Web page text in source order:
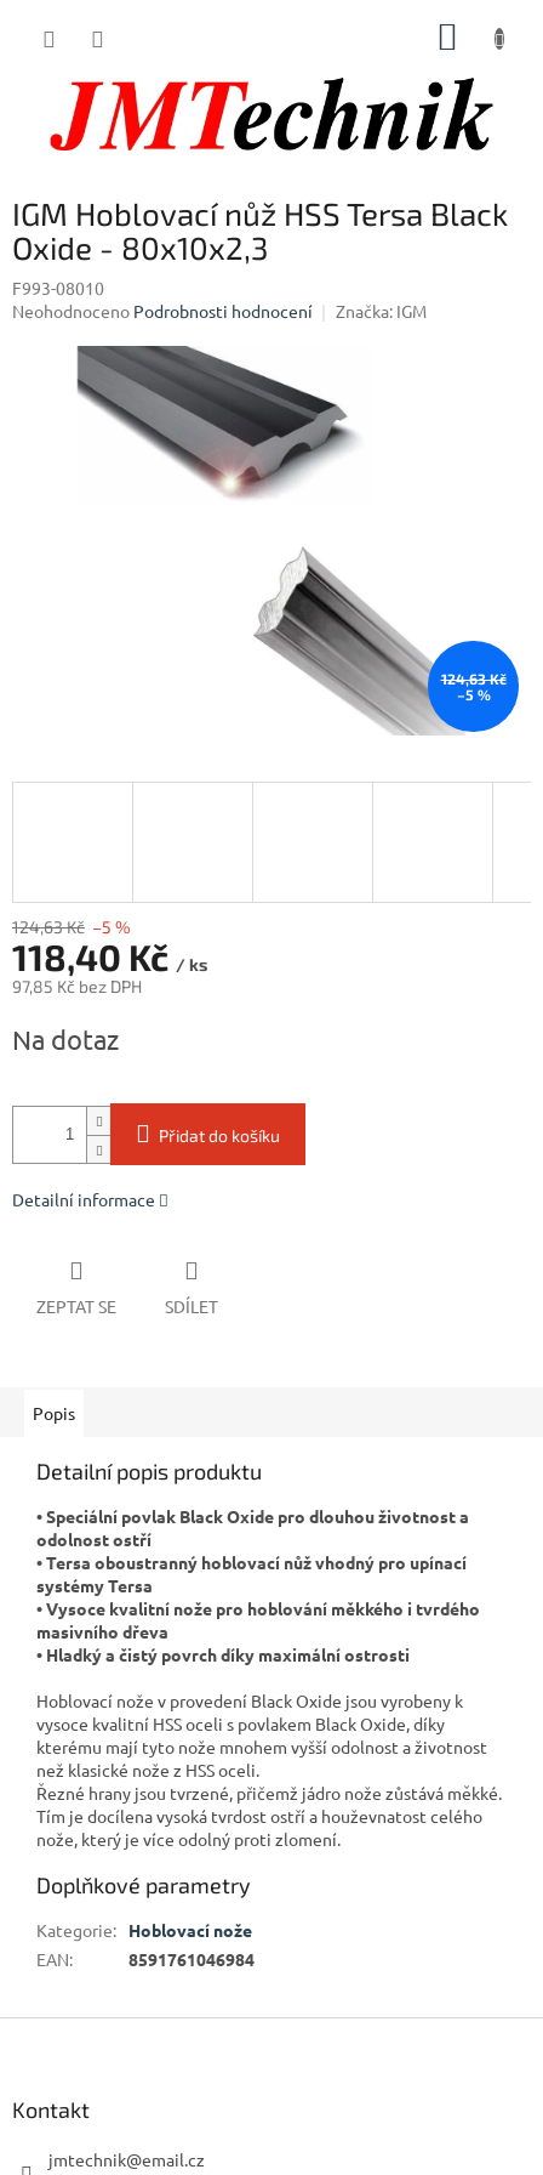
IGM Hoblovací nůž HSS Tersa Black
Oxide - 80x10x2,3
F993-08010
Průměrné
produktu
Neohodnoceno Podrobnosti hodnocení Značka: IGM
124,63 Kč
–5 %
124,63 Kč –5 %
118,40 Kč / ks
97,85 Kč bez DPH
cena:
Na dotaz
Přidat do košíku
Detailní informace
ZEPTAT SE SDÍLET
Popis
Detailní popis produktu
• Speciální povlak Black Oxide pro dlouhou životnost a
odolnost ostří
• Tersa oboustranný hoblovací nůž vhodný pro upínací
systémy Tersa
• Vysoce kvalitní nože pro hoblování měkkého i tvrdého
masivního dřeva
• Hladký a čistý povrch díky maximální ostrosti
Hoblovací nože v provedení Black Oxide jsou vyrobeny k
vysoce kvalitní HSS oceli s povlakem Black Oxide, díky
kterému mají tyto nože mnohem vyšší odolnost a životnost
než klasické nože z HSS oceli.
Řezné hrany jsou tvrzené, přičemž jádro nože zůstává měkké.
Tím je docílena vysoká tvrdost ostří a houževnatost celého
nože, který je více odolný proti zlomení.
Doplňkové parametry
Kategorie:
Hoblovací nože
EAN: 8591761046984
Kontakt
jmtechnik@email.cz